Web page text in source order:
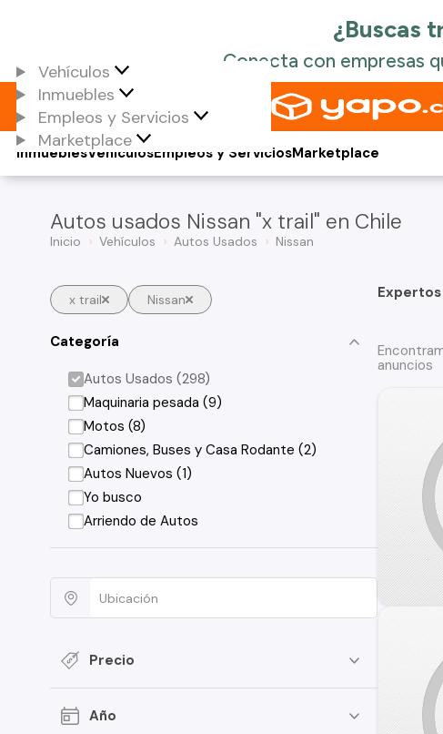
Vehículos
Inmuebles
Empleos y Servicios
Marketplace
Vehículos
Inmuebles Empleos y ServiciosMarketplace
Autos usados Nissan "x trail" en Chile
Inicio Vehículos Autos Usados Nissan
x trail Nissan
Categoría
Autos Usados (298)
Maquinaria pesada (9)
Motos (8)
Camiones, Buses y Casa Rodante (2)
Autos Nuevos (1)
Yo busco
Arriendo de Autos
Precio
Año
anuncios